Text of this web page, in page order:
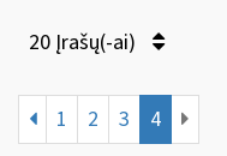
20 Įrašų(-ai)
1 2 3 4